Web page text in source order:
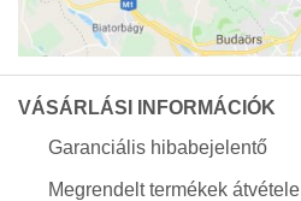
VÁSÁRLÁSI INFORMÁCIÓK
Garanciális hibabejelentő
Megrendelt termékek átvétele